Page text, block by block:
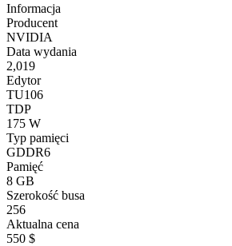
Informacja
Producent
NVIDIA
Data wydania
2,019
Edytor
TU106
TDP
175 W
Typ pamięci
GDDR6
Pamięć
8 GB
Szerokość busa
256
Aktualna cena
550 $